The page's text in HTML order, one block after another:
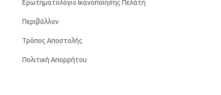
Ερωτηματολόγιο Ικανοποίησης Πελάτη
Περιβάλλον
Τρόπος Αποστολής
Πολιτική Απορρήτου